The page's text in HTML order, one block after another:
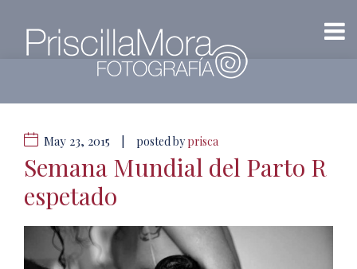
May 23, 2015 posted byprisca
Semana Mundial del Parto R
espetado